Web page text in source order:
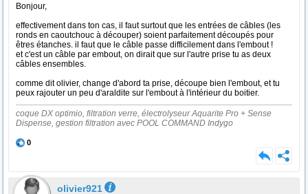
Bonjour,
effectivement dans ton cas, il faut surtout que les entrées de câbles (les
ronds en caoutchouc à découper) soient parfaitement découpés pour
êtres étanches. il faut que le câble passe difficilement dans l'embout !
et c'est un câble par embout, on dirait que sur l'autre prise tu as deux
câbles ensembles.
comme dit olivier, change d'abord ta prise, découpe bien l'embout, et tu
peux rajouter un peu d'araldite sur l'embout à l'intérieur du boitier.
coque DX optimio, filtration verre, électrolyseur Aquarite Pro + Sense
Dispense, gestion filtration avec POOL COMMAND Indygo
0
olivier921